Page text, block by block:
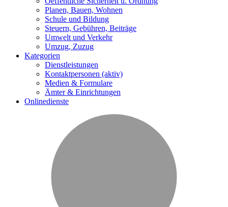
Planen, Bauen, Wohnen
Schule und Bildung
Steuern, Gebühren, Beiträge
Umwelt und Verkehr
Umzug, Zuzug
Kategorien
Dienstleistungen
Kontaktpersonen (aktiv)
Medien & Formulare
Ämter & Einrichtungen
Onlinedienste